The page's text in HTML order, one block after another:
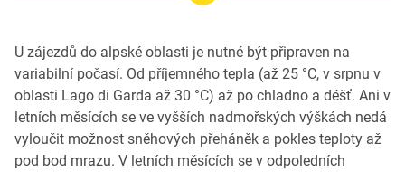
U zájezdů do alpské oblasti je nutné být připraven na
variabilní počasí. Od příjemného tepla (až 25 °C, v srpnu v
oblasti Lago di Garda až 30 °C) až po chladno a déšť. Ani v
letních měsících se ve vyšších nadmořských výškách nedá
vyloučit možnost sněhových přeháněk a pokles teploty až
pod bod mrazu. V letních měsících se v odpoledních